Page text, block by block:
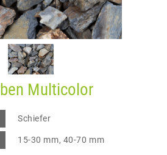
Multicolor
Schiefer
15-30 mm, 40-70 mm